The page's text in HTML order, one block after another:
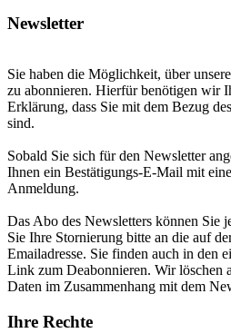
Newsletter
Sie haben die Möglichkeit, über
zu abonnieren. Hierfür benötigen wir
Erklärung, dass Sie mit dem Bezug
sind.
Sobald Sie sich für den Newsletter
Ihnen ein Bestätigungs-E-Mail mit
Anmeldung.
Das Abo des Newsletters können Sie
Sie Ihre Stornierung bitte an die auf
Emailadresse. Sie finden auch in den
Link zum Deabonnieren. Wir löschen
Daten im Zusammenhang mit dem
Ihre Rechte